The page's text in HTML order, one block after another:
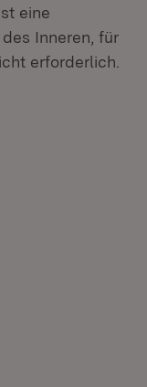
eine
Inneren, für
erforderlich.